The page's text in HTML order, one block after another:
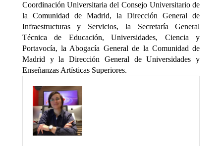
Coordinación Universitaria del Consejo Universitario de
la Comunidad de Madrid, la Dirección General de
Infraestructuras y Servicios, la Secretaría General
Técnica de Educación, Universidades, Ciencia y
Portavocía, la Abogacía General de la Comunidad de
Madrid y la Dirección General de Universidades y
Enseñanzas Artísticas Superiores.